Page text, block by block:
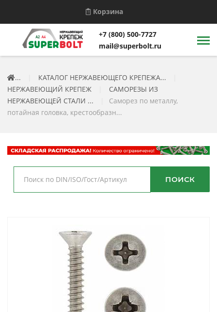
Корзина
+7 (800) 500-7727
mail@superbolt.ru
... КАТАЛОГ НЕРЖАВЕЮЩЕГО КРЕПЕЖА...
НЕРЖАВЕЮЩИЙ КРЕПЕЖ
САМОРЕЗЫ ИЗ
НЕРЖАВЕЮЩЕЙ СТАЛИ ...
Саморез по металлу,
потайная головка, крестообразн...
ПОИСК